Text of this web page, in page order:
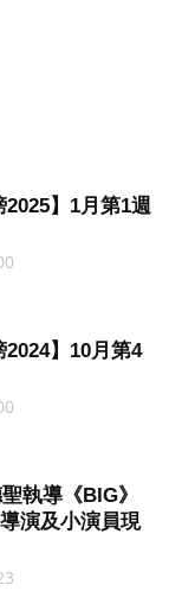
2025】1月第1週
2024】10月第4
執導《BIG》
演及小演員現